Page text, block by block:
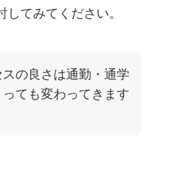
てみてください。
の良さは通勤・通学
ても変わってきます